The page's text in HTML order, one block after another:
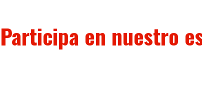
Participa en nuestro